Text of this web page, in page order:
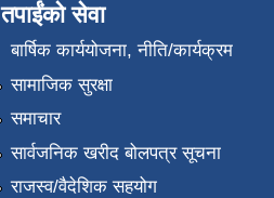
तपाईंको सेवा
बार्षिक कार्ययोजना, नीति/कार्यक्रम
सामाजिक सुरक्षा
समाचार
सार्वजनिक खरीद बोलपत्र सूचना
राजस्व/वैदेशिक सहयोग